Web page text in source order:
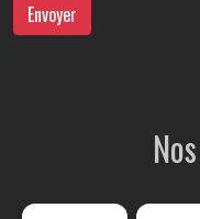
Envoyer